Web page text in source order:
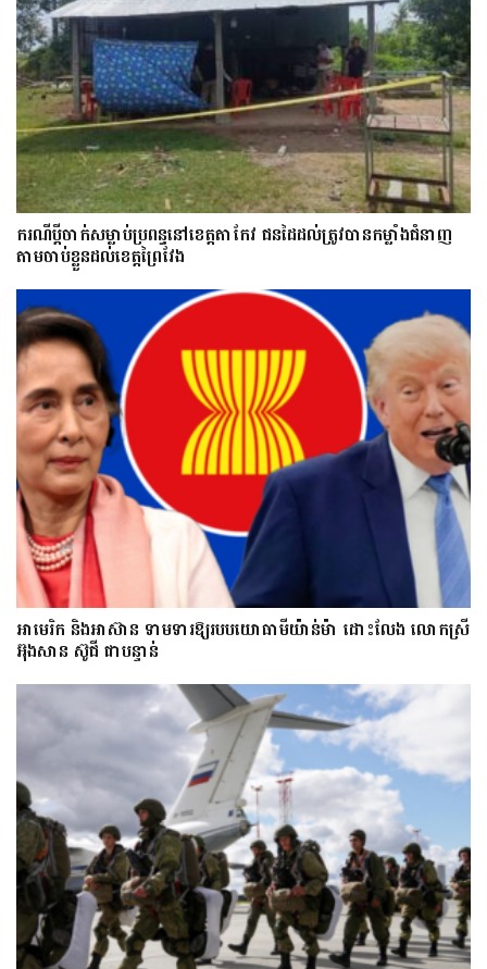
ករណីប្ដីចាក់សម្លាប់ប្រពន្ធនៅខេត្តតាកែវ ជនដៃដល់ត្រូវបានកម្លាំងជំនាញ
តាមចាប់ខ្លួនដល់ខេត្តព្រៃវែង
អាមេរិក និងអាស៊ាន ទាមទារឱ្យ​របបយោធាមីយ៉ាន់ម៉ា​ ដោះ​លែង​ លោកស្រី
អ៊ុងសាន ស៊ូជី ជា​បន្ទាន់